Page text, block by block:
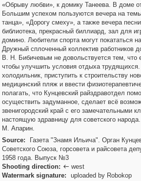
«Обрыву любви», к домику Танеева. В доме
Большим успехом пользуются вечера на
танца», «Дорогу смеху», а также вечера
библиотека, прекрасный биллиард, зал для
домино. Любители спорта могут покататься
Дружный сплоченный коллектив работников
В. Н. Бибичевым не довольствуется тем, что
чтобы улучшить условия отдыха
холодильник, приступить к строительству
медицинский пляж и ввести
полагать, что Кунцевский райздравотдел
осуществить задуманное, сделает всё
звенигородский край с его замечательными
настоящую здравницу для советского народа.
М. Апарин.
Source:
Газета "Знамя Ильича". Орган
Советского Союза, горсовета и райсовета
1958 года. Выпуск №3
Shooting direction:  west
Watermark signature:
uploaded by Robokop